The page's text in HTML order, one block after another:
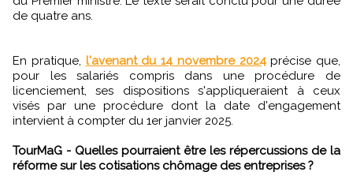
de quatre ans.
En pratique, l'avenant du 14 novembre 2024précise que,
pour les salariés compris dans une procédure de
licenciement, ses dispositions s'appliqueraient à ceux
visés par une procédure dont la date d'engagement
intervient à compter du 1er janvier 2025.
TourMaG - Quelles pourraient être les répercussions de la
réforme sur les cotisations chômage des entreprises ?